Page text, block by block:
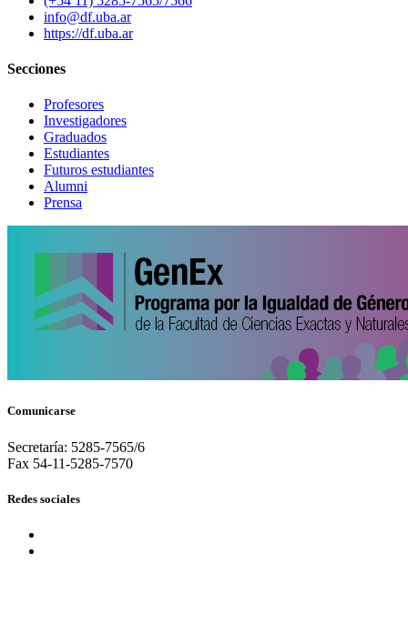
info@df.uba.ar
https://df.uba.ar
Secciones
Profesores
Investigadores
Graduados
Estudiantes
Futuros estudiantes
Alumni
Prensa
Comunicarse
Secretaría: 5285-7565/6
Fax 54-11-5285-7570
Redes sociales